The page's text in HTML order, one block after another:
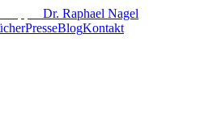
Dr. Raphael Nagel
PresseBlogKontakt